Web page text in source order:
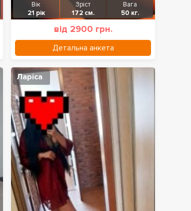
Вік
21 рік
Зріст
172 см.
Вага
50 кг.
від 2900 грн.
Детальна анкета
Ларіса